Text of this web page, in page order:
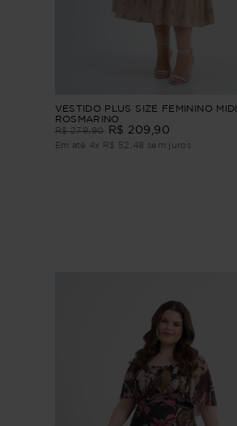
VESTIDO PLUS SIZE FEMININO MIDI
ROSMARINO
R$ 279,90 R$ 209 90
Em até 4x R$ 52 48 sem juros